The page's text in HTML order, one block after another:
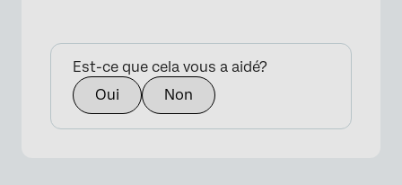
Est-ce que cela vous a aidé?
Oui
Non